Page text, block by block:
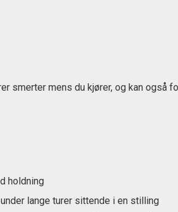
smerter mens du kjører, og kan også
holdning
lange turer sittende i en stilling